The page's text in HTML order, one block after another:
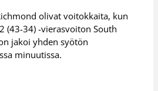
olivat voitokkaita, kun
(43-34) -vierasvoiton South
jakoi yhden syötön
minuutissa.